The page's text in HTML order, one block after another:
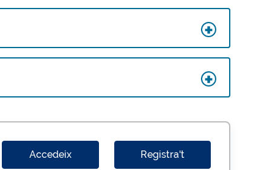
Accedeix Registra't